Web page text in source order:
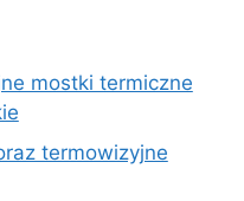
mostki termiczne
termowizyjne